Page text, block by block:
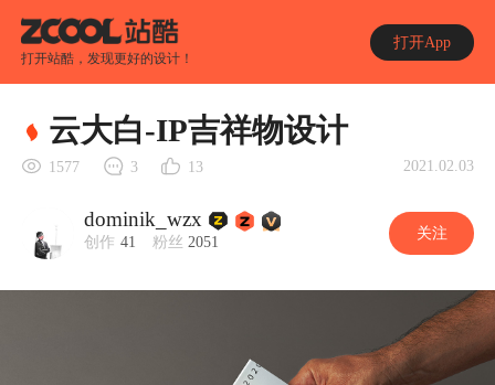
打开站酷，发现更好的设计！
打开App
云大白-IP吉祥物设计
1577 3 13 2021.02.03
dominik_wzx
创作 41 粉丝 2051 关注